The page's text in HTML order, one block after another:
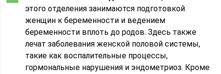
этого отделения занимаются подготовкой
женщин к беременности и ведением
беременности вплоть до родов. Здесь также
лечат заболевания женской половой системы,
такие как воспалительные процессы,
гормональные нарушения и эндометриоз. Кроме